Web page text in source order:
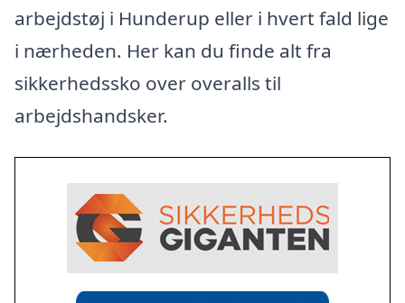
arbejdstøj i Hunderup eller i hvert fald lige
i nærheden. Her kan du finde alt fra
sikkerhedssko over overalls til
arbejdshandsker.